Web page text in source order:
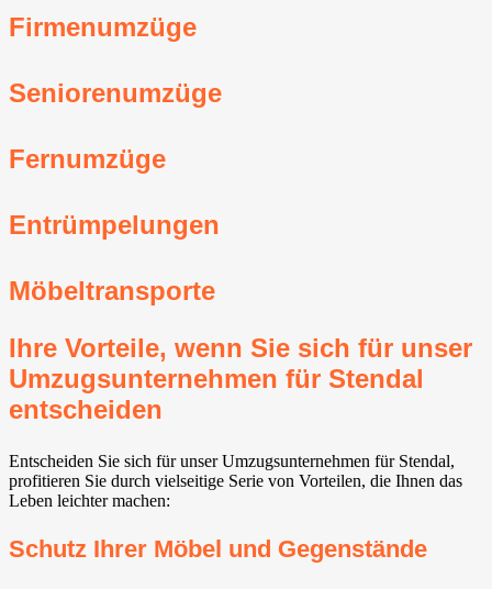
Firmenumzüge
Seniorenumzüge
Fernumzüge
Entrümpelungen
Möbeltransporte
Ihre Vorteile, wenn Sie sich für unser
Umzugsunternehmen für Stendal
entscheiden
Entscheiden Sie sich für unser Umzugsunternehmen für Stendal,
profitieren Sie durch vielseitige Serie von Vorteilen, die Ihnen das
Leben leichter machen:
Schutz Ihrer Möbel und Gegenstände